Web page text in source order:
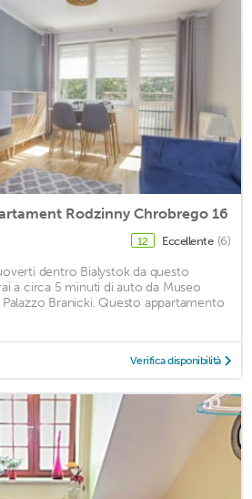
Rodzinny Chrobrego 16
12 Eccellente (6)
dentro Bialystok da questo
a circa 5 minuti di auto da Museo
Branicki. Questo appartamento
Verifica disponibilità